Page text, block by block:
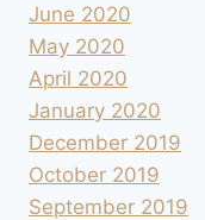
June 2020
May 2020
April 2020
January 2020
December 2019
October 2019
September 2019